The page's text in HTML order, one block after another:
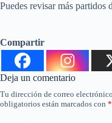
Puedes revisar más partidos
Compartir
Deja un comentario
Tu dirección de correo
obligatorios están marcados con *